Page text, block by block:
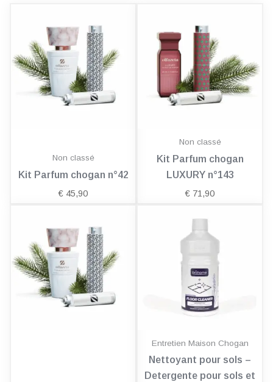
Non classé
Kit Parfum chogan n°42
€ 45,90
Non classé
Kit Parfum chogan
LUXURY n°143
€ 71,90
Entretien Maison Chogan
Nettoyant pour sols –
Detergente pour sols et